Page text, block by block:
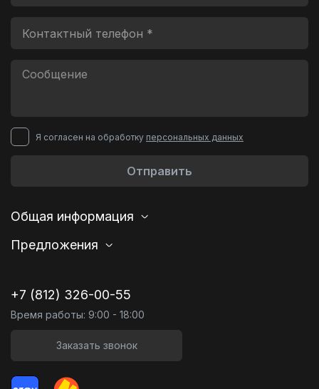
Я согласен на обработку персональных данных
Отправить
Общая информация
Предложения
+7 (812) 326-00-55
Время работы: 9:00 - 18:00
Заказать звонок